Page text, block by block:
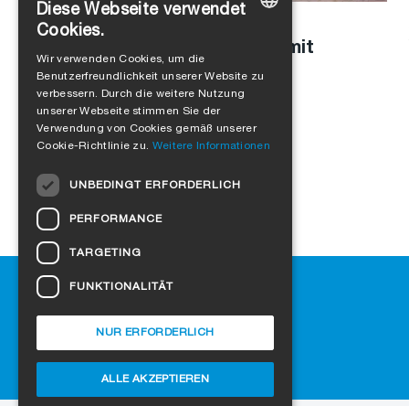
Stefanie Schaller
Modulbau mit Holz: Interview mit
Leopold Kasseckert
Hilfe
SIGA-Fachhändler finden
Häufig gestellte Fragen
Cookie-Einstellungen
ENGLISH
FRENCH
DANISH
Diese Webseite verwendet
Cookies.
Wir verwenden Cookies, um die
Benutzerfreundlichkeit unserer Website zu
verbessern. Durch die weitere Nutzung
unserer Webseite stimmen Sie der
Verwendung von Cookies gemäß unserer
Cookie-Richtlinie zu. Weitere Informationen
UNBEDINGT ERFORDERLICH
PERFORMANCE
TARGETING
FUNKTIONALITÄT
ALLE AKZEPTIEREN
NUR ERFORDERLICH